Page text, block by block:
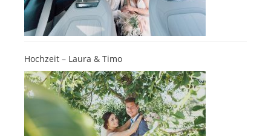
Hochzeit – Laura & Timo